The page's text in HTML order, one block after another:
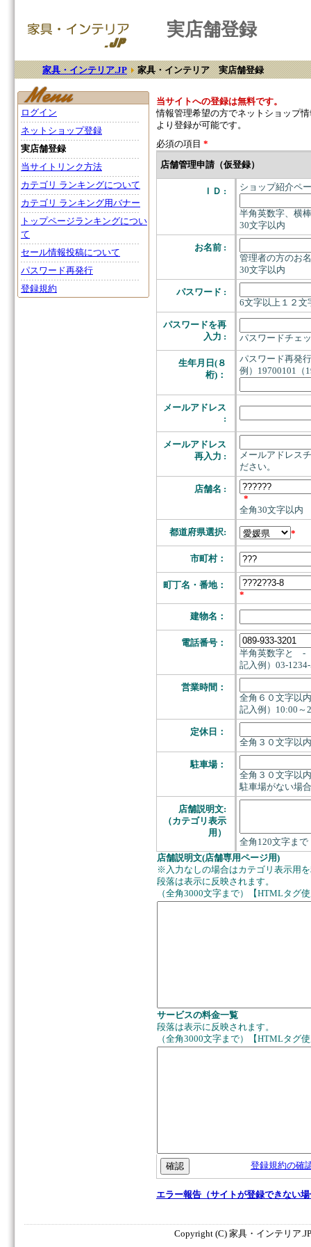
実店舗登録
家具・インテリア.JP 家具・インテリア 実店舗登録
ログイン
ネットショップ登録
実店舗登録
当サイトリンク方法
カテゴリ ランキングについて
カテゴリ ランキング用バナー
トップページランキングについ
て
セール情報投稿について
パスワード再発行
登録規約
当サイトへの登録は無料です。
情報管理希望の方でネットショップ
より登録が可能です。
必須の項目 *
店舗管理申請（仮登録）
ＩＤ : ショップ紹介ペ
半角英数字、横
30文字以内
お名前 :
管理者の方のお
30文字以内
パスワード :
6文字以上１２文
パスワードを再
入力 :
パスワードチェ
生年月日(８
桁)：
パスワード再発
例）19700101（
メールアドレス
:
メールアドレス
再入力 :
メールアドレス
ださい。
店舗名 :
*
全角30文字以内
都道府県選択: *
市町村：
町丁名・番地：
*
建物名：
電話番号：
半角英数字と -
記入例）03-
営業時間：
全角６０文字以内
記入例）10:00～
定休日：
全角３０文字以内
駐車場：
全角３０文字以内
駐車場がない場
店舗説明文:
（カテゴリ表示
用）
全角120文字ま
店舗説明文(店舗専用ページ用)
※入力なしの場合はカテゴリ表示用
段落は表示に反映されます。
（全角3000文字まで）【HTMLタグ
サービスの料金一覧
段落は表示に反映されます。
（全角3000文字まで）【HTMLタグ
登録規約の確
エラー報告（サイトが登録できない
Copyright (C) 家具・インテリア